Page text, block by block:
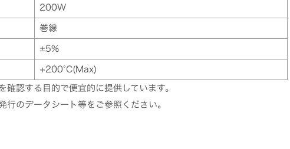
200W
巻線
±5%
+200°C(Max)
確認する目的で便宜的に提供しています。
行のデータシート等をご参照ください。